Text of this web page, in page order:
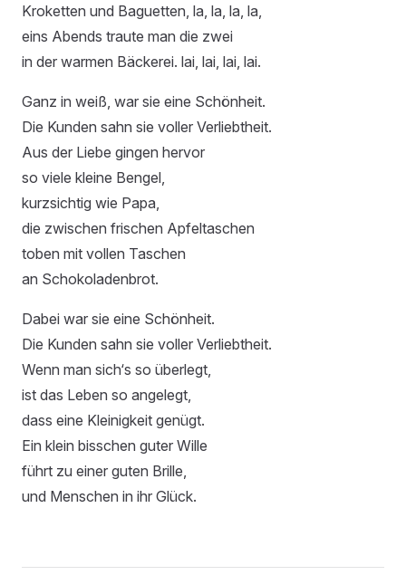
Kroketten und Baguetten, la, la, la, la,
eins Abends traute man die zwei
in der warmen Bäckerei. lai, lai, lai, lai.
Ganz in weiß, war sie eine Schönheit.
Die Kunden sahn sie voller Verliebtheit.
Aus der Liebe gingen hervor
so viele kleine Bengel,
kurzsichtig wie Papa,
die zwischen frischen Apfeltaschen
toben mit vollen Taschen
an Schokoladenbrot.
Dabei war sie eine Schönheit.
Die Kunden sahn sie voller Verliebtheit.
Wenn man sich‘s so überlegt,
ist das Leben so angelegt,
dass eine Kleinigkeit genügt.
Ein klein bisschen guter Wille
führt zu einer guten Brille,
und Menschen in ihr Glück.